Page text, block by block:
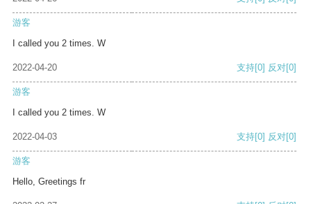
游客
I called you 2 times. W
2022-04-20 支持[0] 反对[0]
游客
I called you 2 times. W
2022-04-03 支持[0] 反对[0]
游客
Hello, Greetings fr